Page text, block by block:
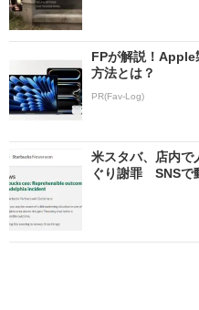
FPが解説！Apple
方法とは？
PR(Fav-Log)
米スタバ、店内で
ぐり謝罪 SNSで